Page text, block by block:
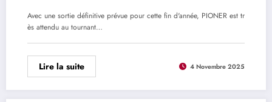
Avec une sortie définitive prévue pour cette fin d'année, PIONER est tr
ès attendu au tournant…
Lire la suite 4 Novembre 2025